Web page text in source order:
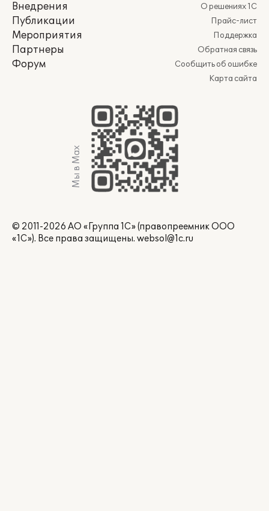
Внедрения
Публикации
Мероприятия
Партнеры
Форум
О решениях 1С
Прайс-лист
Поддержка
Обратная связь
Сообщить об ошибке
Карта сайта
Мы в Max
© 2011-2026 АО «Группа 1С» (правопреемник ООО
«1С»). Все права защищены. websol@1c.ru